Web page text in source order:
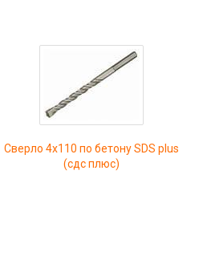
Сверло 4х110 по бетону SDS plus
(сдс плюс)